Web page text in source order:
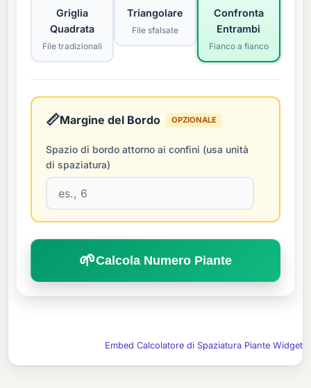
Griglia
Quadrata
File tradizionali
Triangolare
File sfalsate
Confronta
Entrambi
Fianco a fianco
📏Margine del Bordo OPZIONALE
Spazio di bordo attorno ai confini (usa unità
di spaziatura)
🌱Calcola Numero Piante
Embed Calcolatore di Spaziatura Piante Widget